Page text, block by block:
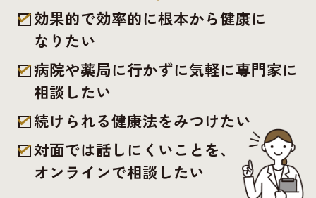
効果的で効率的に根本から健康に
なりたい
病院や薬局に行かずに気軽に専門家に
相談したい
続けられる健康法をみつけたい
対面では話しにくいことを、
オンラインで相談したい